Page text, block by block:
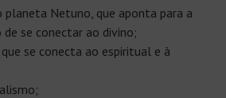
planeta Netuno, que aponta para a
se conectar ao divino;
se conecta ao espiritual e à